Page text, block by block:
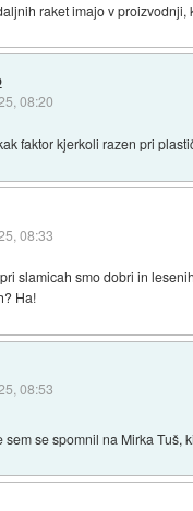
raket imajo v
08:20
faktor kjerkoli razen pri
08:33
slamicah smo dobri in
Ha!
08:53
sem se spomnil na Mirka